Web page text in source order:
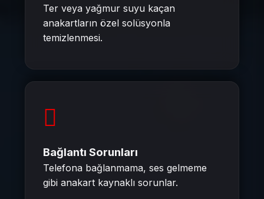
Ter veya yağmur suyu kaçan
anakartların özel solüsyonla
temizlenmesi.
Bağlantı Sorunları
Telefona bağlanmama, ses gelmeme
gibi anakart kaynaklı sorunlar.